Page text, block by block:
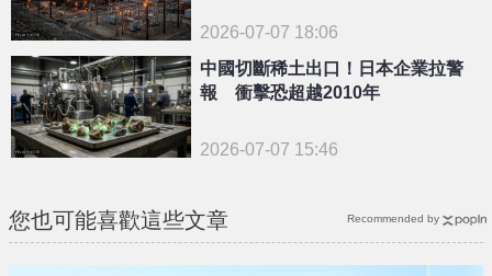
2026-07-07 18:06
中國切斷稀土出口！日本企業拉警
報 衝擊恐超越2010年
2026-07-07 15:46
您也可能喜歡這些文章 Recommended by